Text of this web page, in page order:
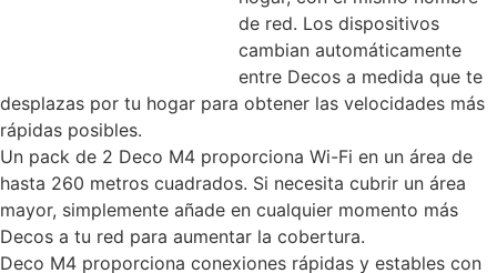
de red. Los dispositivos
cambian automáticamente
entre Decos a medida que te
desplazas por tu hogar para obtener las velocidades más
rápidas posibles.
Un pack de 2 Deco M4 proporciona Wi-Fi en un área de
hasta 260 metros cuadrados. Si necesita cubrir un área
mayor, simplemente añade en cualquier momento más
Decos a tu red para aumentar la cobertura.
Deco M4 proporciona conexiones rápidas y estables con